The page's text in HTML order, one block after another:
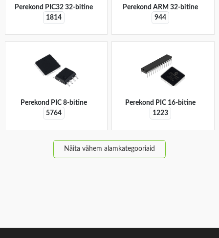
Perekond PIC32 32-bitine
1814
Perekond ARM 32-bitine
944
Perekond PIC 8-bitine
5764
Perekond PIC 16-bitine
1223
Näita vähem alamkategooriaid